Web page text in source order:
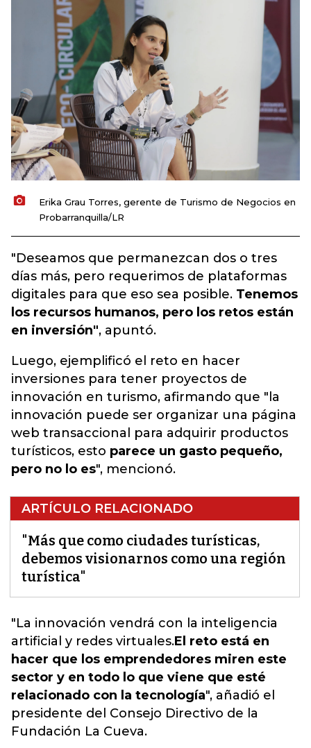
Erika Grau Torres, gerente de Turismo de Negocios en
Probarranquilla/LR
"Deseamos que permanezcan dos o tres
días más, pero requerimos de plataformas
digitales para que eso sea posible. Tenemos
los recursos humanos, pero los retos están
en inversión", apuntó.
Luego, ejemplificó el reto en hacer
inversiones para tener proyectos de
innovación en turismo, afirmando que "la
innovación puede ser organizar una página
web transaccional para adquirir productos
turísticos, esto parece un gasto pequeño,
pero no lo es", mencionó.
ARTÍCULO RELACIONADO
"Más que como ciudades turísticas,
debemos visionarnos como una región
turística"
"La innovación vendrá con la inteligencia
artificial y redes virtuales.El reto está en
hacer que los emprendedores miren este
sector y en todo lo que viene que esté
relacionado con la tecnología", añadió el
presidente del Consejo Directivo de la
Fundación La Cueva.